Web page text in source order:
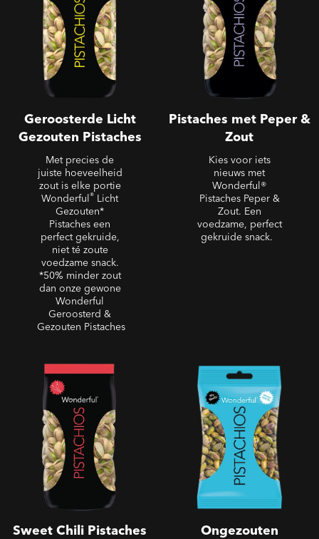
Geroosterde Licht
Gezouten Pistaches
Met precies de
juiste hoeveelheid
zout is elke portie
Wonderful® Licht
Gezouten*
Pistaches een
perfect gekruide,
niet té zoute
voedzame snack.
*50% minder zout
dan onze gewone
Wonderful
Geroosterd &
Gezouten Pistaches
Pistaches met Peper &
Zout
Kies voor iets
nieuws met
Wonderful®
Pistaches Peper &
Zout. Een
voedzame, perfect
gekruide snack.
Sweet Chili Pistaches
Geroosterde Gepelde
Pistaches
Ongezouten